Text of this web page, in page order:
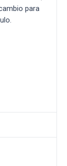
para